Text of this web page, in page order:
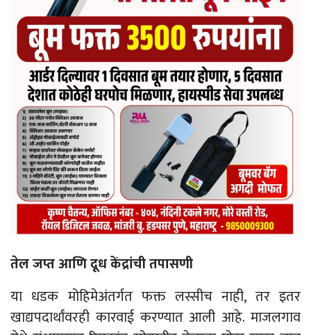
तेल जप्त आणि दूध केंद्रांची तपासणी
या धडक मोहिमेअंतर्गत फक्त लस्सीच नाही, तर इतर
खाद्यपदार्थांवरही कारवाई करण्यात आली आहे. माजलगाव